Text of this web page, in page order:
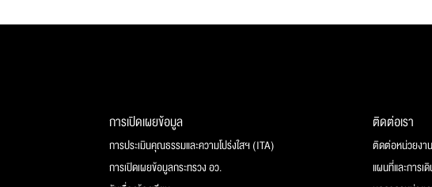
การเปิดเผยข้อมูล
การประเมินคุณธรรมและความโปร่งใสฯ (ITA)
การเปิดเผยข้อมูลกระทรวง อว.
ติดต่อเรา
ติดต่อหน่วยงาน
แผนที่และการเ